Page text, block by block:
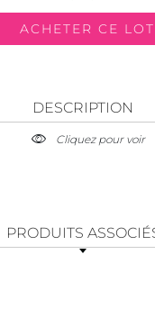
DESCRIPTION
Cliquez pour voir
PRODUITS